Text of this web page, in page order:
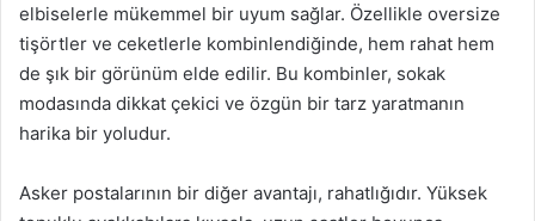
elbiselerle mükemmel bir uyum sağlar. Özellikle oversize
tişörtler ve ceketlerle kombinlendiğinde, hem rahat hem
de şık bir görünüm elde edilir. Bu kombinler, sokak
modasında dikkat çekici ve özgün bir tarz yaratmanın
harika bir yoludur.
Asker postalarının bir diğer avantajı, rahatlığıdır. Yüksek